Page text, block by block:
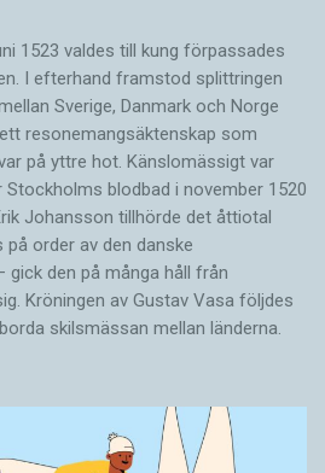
1523 ­valdes till kung förpassades
I efterhand framstod splittringen
Sverige, Danmark och ­Norge
resonemangs­äkten­skap som
på yttre hot. ­Känslomässigt var
blodbad i novem­ber 1520
­Johans­son tillhörde det åttiotal
order av den danske
gick den på många håll från
Kröningen av Gustav Vasa följdes
skilsmässan mellan länderna.